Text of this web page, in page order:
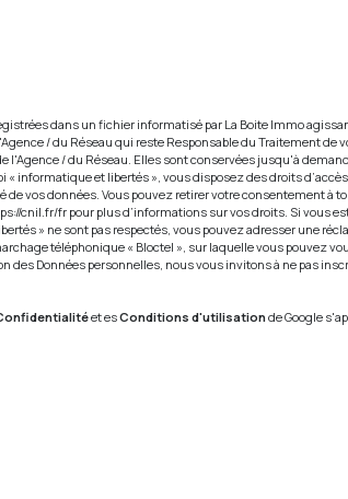
dans un fichier informatisé par La Boite Immo
/ du Réseau qui reste Responsable du Traitement de
/ du Réseau. Elles sont conservées jusqu'à
« informatique et libertés », vous disposez des droits
de vos données. Vous pouvez retirer votre consentement à
cnil.fr/frpour plus d’informations sur vos droits. Si vous
» ne sont pas respectés, vous pouvez adresser une
téléphonique « Bloctel », sur laquelle vous pouvez
des Données personnelles, nous vous invitons à ne pas
et esConditions d'utilisationde Google